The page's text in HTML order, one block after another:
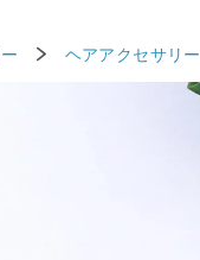
ヘアアクセサリー